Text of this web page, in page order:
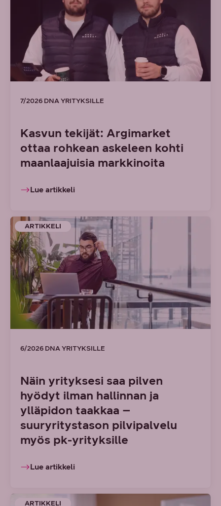
7/2026 DNA YRITYKSILLE
Kasvun tekijät: Argimarket
ottaa rohkean askeleen kohti
maanlaajuisia markkinoita
Lue artikkeli
ARTIKKELI
6/2026 DNA YRITYKSILLE
Näin yrityksesi saa pilven
hyödyt ilman hallinnan ja
ylläpidon taakkaa –
suuryritystason pilvipalvelu
myös pk-yrityksille
Lue artikkeli
ARTIKKELI